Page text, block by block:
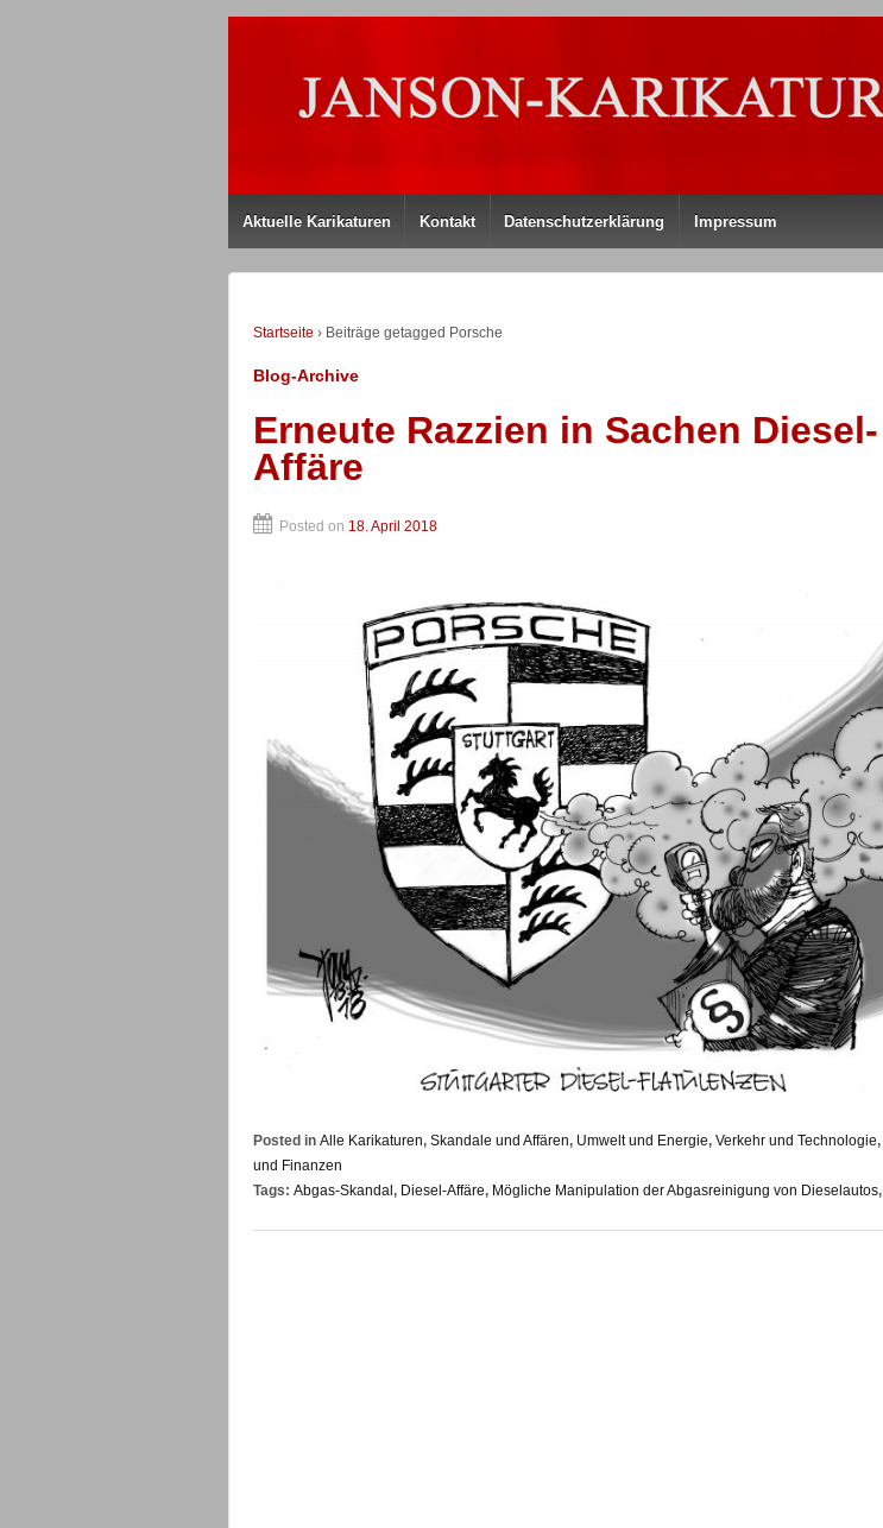
Aktuelle Karikaturen Kontakt Datenschutzerklärung Impressum
Startseite › Beiträge getagged Porsche
Blog-Archive
Erneute Razzien in Sachen Diesel-
Affäre
Posted on 18. April 2018
Posted in Alle Karikaturen, Skandale und Affären, Umwelt und Energie, Verkehr und Technologie,
und Finanzen
Tags: Abgas-Skandal , Diesel-Affäre, Mögliche Manipulation der Abgasreinigung von Dieselautos,